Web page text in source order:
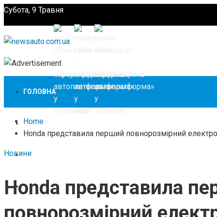
Субота, 9 Травня
ГОЛОВНА
НОВИНИ
ЗАКОНОДАВСТВО
ЗА КОРДОНОМ
Home
Honda представила перший повнорозмірний
Новини
Honda представила